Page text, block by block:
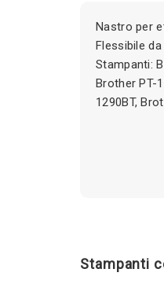
Nastro per
Flessibile
Stampanti:
Brother PT-
1290BT,
Stampanti